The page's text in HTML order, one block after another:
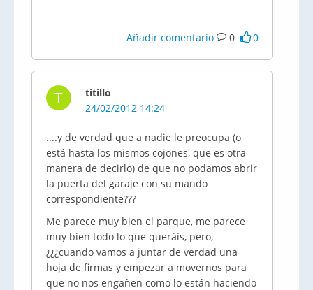
Añadir comentario 0 0
T
titillo
24/02/2012 14:24
....y de verdad que a nadie le preocupa (o
está hasta los mismos cojones, que es otra
manera de decirlo) de que no podamos abrir
la puerta del garaje con su mando
correspondiente???
Me parece muy bien el parque, me parece
muy bien todo lo que queráis, pero,
¿¿¿cuando vamos a juntar de verdad una
hoja de firmas y empezar a movernos para
que no nos engañen como lo están haciendo